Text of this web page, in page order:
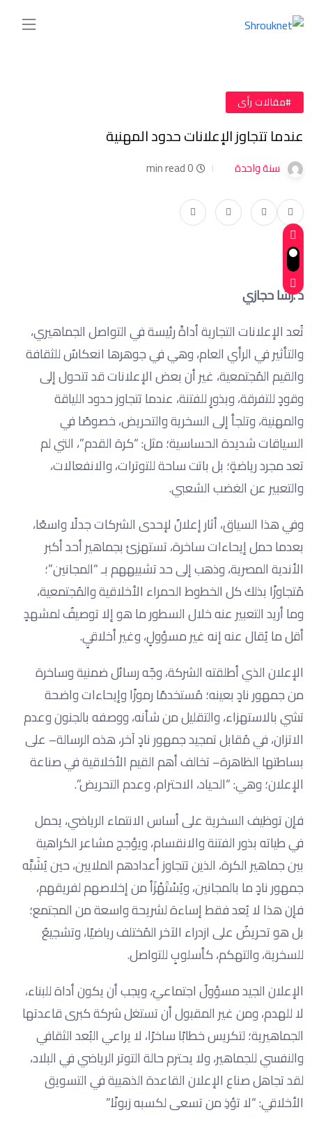
#مقالات رأى
عندما تتجاوز الإعلانات حدود المهنية
سنة واحدة 0 min read
د .رشا حجازي
تُعد الإعلانات التجارية أداةً رئيسة في التواصل الجماهيري،
والتأثير في الرأي العام، وهي في جوهرها انعكاسٌ للثقافة
والقيم المُجتمعية، غير أن بعض الإعلانات قد تتحول إلى
وقودٍ للتفرقة، وبذورٍ للفتنة، عندما تتجاوز حدود اللياقة
والمهنية، وتلجأ إلى السخرية والتحريض، خصوصًا في
السياقات شديدة الحساسية؛ مثل: “كرة القدم”، التي لم
تعد مجرد رياضةٍ؛ بل باتت ساحة للتوترات، والانفعالات،
والتعبير عن الغضب الشعبي.
وفي هذا السياق، أثار إعلانٌ لإحدى الشركات جدلًا واسعًا،
بعدما حمل إيحاءات ساخرة، تستهزئ بجماهير أحد أكبر
الأندية المصرية، وذهب إلى حد تشبيههم بـ “المجانين”؛
مُتجاوزًا بذلك كل الخطوط الحمراء الأخلاقية والمُجتمعية،
وما أريد التعبير عنه خلال السطور ما هو إلا توصيفٌ لمشهدٍ
أقل ما يُقال عنه إنه غير مسؤولٍ، وغير أخلاقيٍ.
الإعلان الذي أطلقته الشركة، وجّه رسائل ضمنية وساخرة
من جمهور نادٍ بعينه؛ مُستخدمًا رموزًا وإيحاءات واضحة
تشي بالاستهزاء، والتقليل من شأنه، ووصفه بالجنون وعدم
الاتزان، في مُقابل تمجيد جمهور نادٍ آخر، هذه الرسالة– على
بساطتها الظاهرة– تخالف أهم القيم الأخلاقية في صناعة
الإعلان؛ وهي: “الحياد، الاحترام، وعدم التحريض”.
فإن توظيف السخرية على أساس الانتماء الرياضي، يحمل
في طياته بذور الفتنة والانقسام، ويؤجج مشاعر الكراهية
بين جماهير الكرة، الذين تتجاوز أعدادهم الملايين، حين يُشَبَّه
جمهور نادٍ ما بالمجانين، ويُسْتَهْزَأ من إخلاصهم لفريقهم،
فإن هذا لا يُعد فقط إساءة لشريحة واسعة من المجتمع؛
بل هو تحريضٌ على ازدراء الآخر المُختلف رياضيًا، وتشجيعٌ
للسخرية، والتهكم، كأسلوبٍ للتواصل.
الإعلان الجيد مسؤولٌ اجتماعيٌ، ويجب أن يكون أداة للبناء،
لا للهدم، ومن غير المقبول أن تستغل شركة كبرى قاعدتها
الجماهيرية؛ لتكريس خطابًا ساخرًا، لا يراعي البُعد الثقافي
والنفسي للجماهير، ولا يحترم حالة التوتر الرياضي في البلاد،
لقد تجاهل صناع الإعلان القاعدة الذهبية في التسويق
الأخلاقي: “لا تؤذِ من تسعى لكسبه زبونًا.”